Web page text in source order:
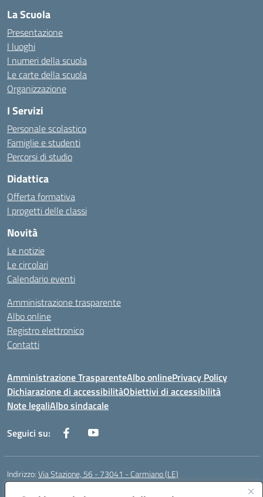
La Scuola
Presentazione
I luoghi
I numeri della scuola
Le carte della scuola
Organizzazione
I Servizi
Personale scolastico
Famiglie e studenti
Percorsi di studio
Didattica
Offerta formativa
I progetti delle classi
Novità
Le notizie
Le circolari
Calendario eventi
Amministrazione trasparente
Albo online
Registro elettronico
Contatti
Amministrazione TrasparenteAlbo onlinePrivacy Policy
Dichiarazione di accessibilitàObiettivi di accessibilità
Note legaliAlbo sindacale
Seguici su:
Indirizzo:Via Stazione, 56 - 73041 - Carmiano (LE)
Centralino: